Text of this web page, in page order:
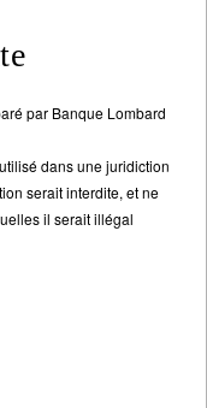
par Banque Lombard
dans une juridiction
serait interdite, et ne
il serait illégal